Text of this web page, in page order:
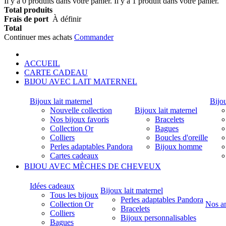
Total produits
Frais de port À définir
Total
Continuer mes achats Commander
ACCUEIL
CARTE CADEAU
BIJOU AVEC LAIT MATERNEL
Bijoux lait maternel
Nouvelle collection
Nos bijoux favoris
Collection Or
Colliers
Perles adaptables Pandora
Cartes cadeaux
Bijoux lait maternel
Bracelets
Bagues
Boucles d'oreille
Bijoux homme
BIJOU AVEC MÈCHES DE CHEVEUX
Idées cadeaux
Tous les bijoux
Collection Or
Colliers
Bagues
Bijoux lait maternel
Perles adaptables Pandora
Bracelets
Bijoux personnalisables
Nos
Chaque mèche
Nous faisons
envoyés ne
avant de
les mèches de
Si rien n'est
cas si